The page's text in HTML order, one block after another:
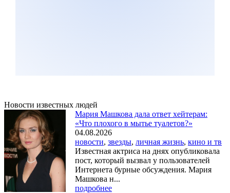
Новости известных людей
Мария Машкова дала ответ хейтерам:
«Что плохого в мытье туалетов?»
04.08.2026
новости, звезды, личная жизнь, кино и тв
Известная актриса на днях опубликовала
пост, который вызвал у пользователей
Интернета бурные обсуждения. Мария
Машкова н...
подробнее